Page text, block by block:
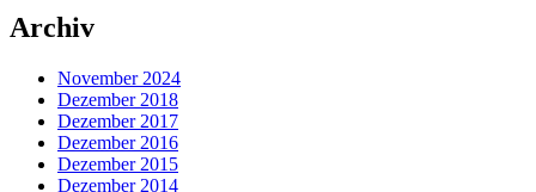
Archiv
November 2024
Dezember 2018
Dezember 2017
Dezember 2016
Dezember 2015
Dezember 2014